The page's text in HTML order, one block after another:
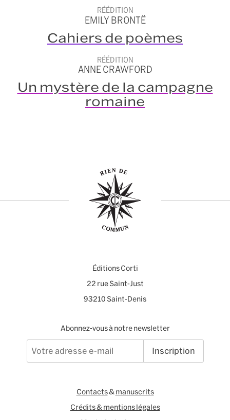
RÉÉDITION
EMILY BRONTË
Cahiers de poèmes
RÉÉDITION
ANNE CRAWFORD
Un mystère de la campagne
romaine
Éditions Corti
22 rue Saint-Just
93210 Saint-Denis
Abonnez-vous à notre newsletter
Inscription
Contacts&manuscrits
Crédits & mentions légales